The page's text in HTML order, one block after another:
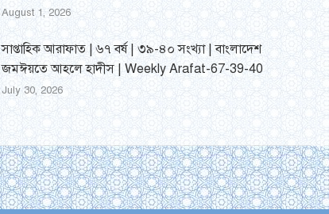
August 1, 2026
সাপ্তাহিক আরাফাত | ৬৭ বর্ষ | ৩৯-৪০ সংখ্যা | বাংলাদেশ
জমঈয়তে আহলে হাদীস | Weekly Arafat-67-39-40
July 30, 2026